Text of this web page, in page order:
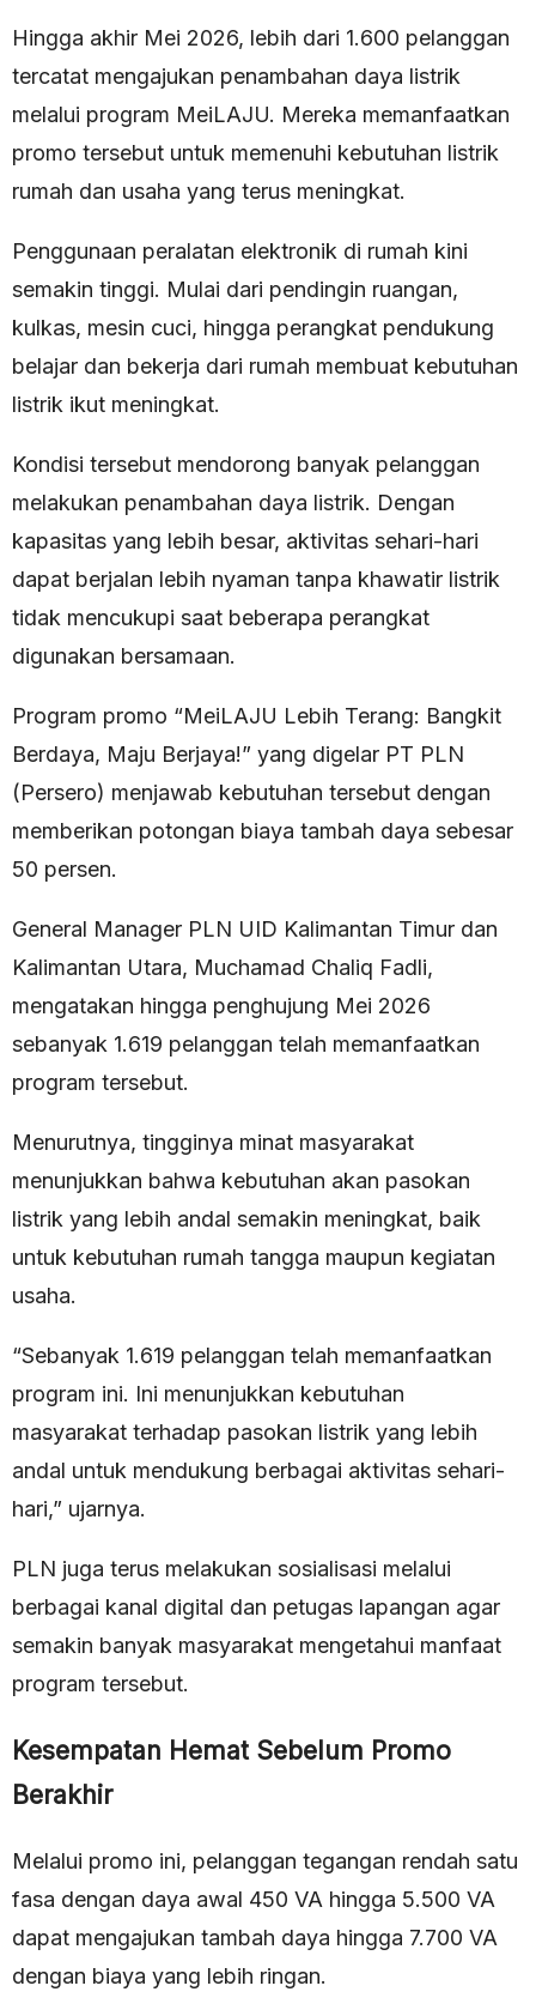
Hingga akhir Mei 2026, lebih dari 1.600 pelanggan
tercatat mengajukan penambahan daya listrik
melalui program MeiLAJU. Mereka memanfaatkan
promo tersebut untuk memenuhi kebutuhan listrik
rumah dan usaha yang terus meningkat.
Penggunaan peralatan elektronik di rumah kini
semakin tinggi. Mulai dari pendingin ruangan,
kulkas, mesin cuci, hingga perangkat pendukung
belajar dan bekerja dari rumah membuat kebutuhan
listrik ikut meningkat.
Kondisi tersebut mendorong banyak pelanggan
melakukan penambahan daya listrik. Dengan
kapasitas yang lebih besar, aktivitas sehari-hari
dapat berjalan lebih nyaman tanpa khawatir listrik
tidak mencukupi saat beberapa perangkat
digunakan bersamaan.
Program promo “MeiLAJU Lebih Terang: Bangkit
Berdaya, Maju Berjaya!” yang digelar PT PLN
(Persero) menjawab kebutuhan tersebut dengan
memberikan potongan biaya tambah daya sebesar
50 persen.
General Manager PLN UID Kalimantan Timur dan
Kalimantan Utara, Muchamad Chaliq Fadli,
mengatakan hingga penghujung Mei 2026
sebanyak 1.619 pelanggan telah memanfaatkan
program tersebut.
Menurutnya, tingginya minat masyarakat
menunjukkan bahwa kebutuhan akan pasokan
listrik yang lebih andal semakin meningkat, baik
untuk kebutuhan rumah tangga maupun kegiatan
usaha.
“Sebanyak 1.619 pelanggan telah memanfaatkan
program ini. Ini menunjukkan kebutuhan
masyarakat terhadap pasokan listrik yang lebih
andal untuk mendukung berbagai aktivitas sehari-
hari,” ujarnya.
PLN juga terus melakukan sosialisasi melalui
berbagai kanal digital dan petugas lapangan agar
semakin banyak masyarakat mengetahui manfaat
program tersebut.
Kesempatan Hemat Sebelum Promo
Berakhir
Melalui promo ini, pelanggan tegangan rendah satu
fasa dengan daya awal 450 VA hingga 5.500 VA
dapat mengajukan tambah daya hingga 7.700 VA
dengan biaya yang lebih ringan.